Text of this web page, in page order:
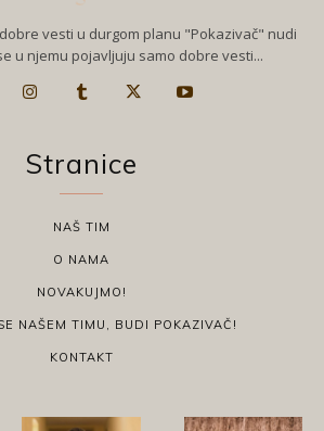
vesti u durgom planu "Pokazivač" nudi
u njemu pojavljuju samo dobre vesti...
Stranice
NAŠ TIM
O NAMA
NOVAKUJMO!
NAŠEM TIMU, BUDI POKAZIVAČ!
KONTAKT